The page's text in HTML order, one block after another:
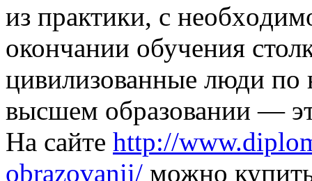
из прaктики, с
окончании обучения
цивилизованные люди
высшем образовании —
На сайте http://
obrazovanii/ можно